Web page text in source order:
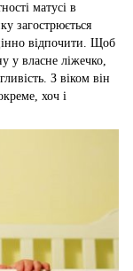
матусі в
загострюється
відпочити. Щоб
у власне ліжечко,
З віком він
хоч і